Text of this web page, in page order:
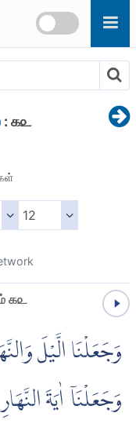
: ௧௨
௧௨
وَجَعَلْنَا الَّيْلَ
وَجَعَلْنَآ اٰيَةَ